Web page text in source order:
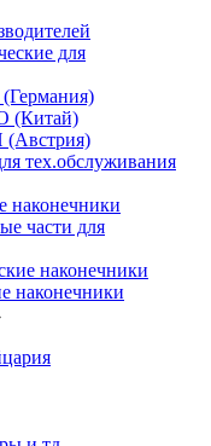
для
(Китай)
тех.обслуживания
наконечники
части для
наконечники
наконечники